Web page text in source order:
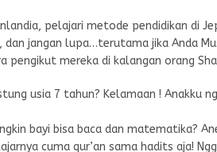
pelajari metode pendidikan di
dan jangan lupa…terutama jika Anda
pengikut mereka di kalangan orang
usia 7 tahun? Kelamaan ! Anakku
bayi bisa baca dan matematika?
cuma qur’an sama hadits aja!